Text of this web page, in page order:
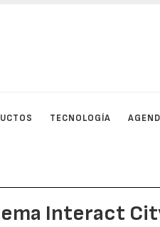
TECNOLOGÍA
Interact